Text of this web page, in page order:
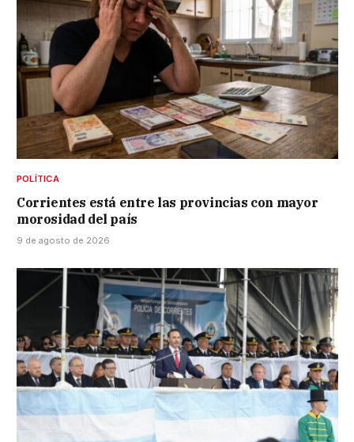
POLÍTICA
Corrientes está entre las provincias con mayor
morosidad del país
9 de agosto de 2026